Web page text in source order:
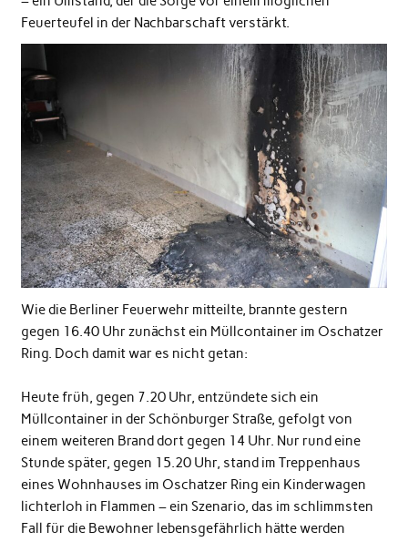
Feuerteufel in der Nachbarschaft verstärkt.
Wie die Berliner Feuerwehr mitteilte, brannte gestern
gegen 16.40 Uhr zunächst ein Müllcontainer im Oschatzer
Ring. Doch damit war es nicht getan:
Heute früh, gegen 7.20 Uhr, entzündete sich ein
Müllcontainer in der Schönburger Straße, gefolgt von
einem weiteren Brand dort gegen 14 Uhr. Nur rund eine
Stunde später, gegen 15.20 Uhr, stand im Treppenhaus
eines Wohnhauses im Oschatzer Ring ein Kinderwagen
lichterloh in Flammen – ein Szenario, das im schlimmsten
Fall für die Bewohner lebensgefährlich hätte werden